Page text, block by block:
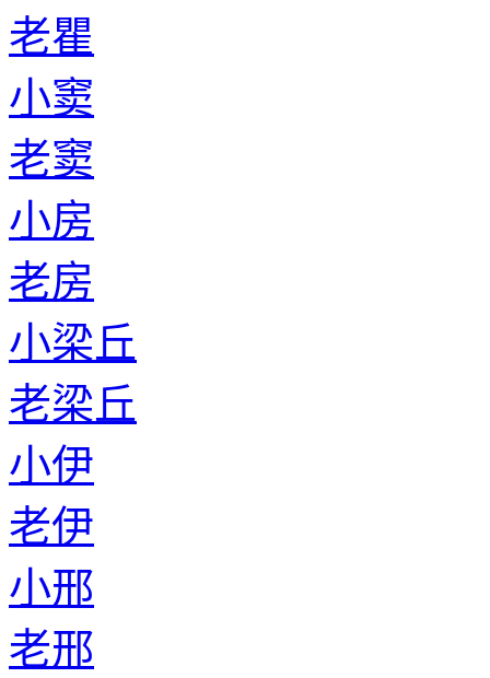
老瞿
小窦
老窦
小房
老房
小梁丘
老梁丘
小伊
老伊
小邢
老邢